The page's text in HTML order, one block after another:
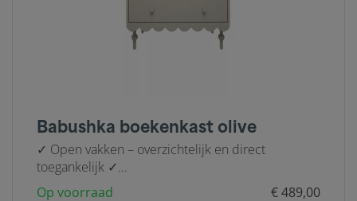
Babushka boekenkast olive
✓ Open vakken – overzichtelijk en direct
toegankelijk ✓...
Op voorraad
€ 489,00